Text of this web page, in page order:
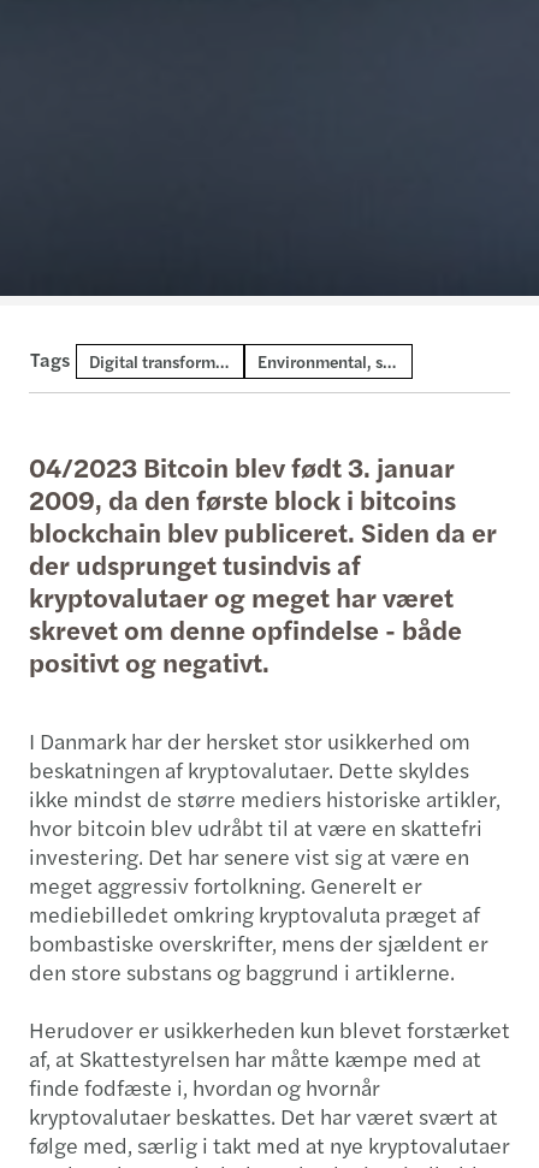
Tags Digital transformation and AI Environmental, social and governance
04/2023 Bitcoin blev født 3. januar
2009, da den første block i bitcoins
blockchain blev publiceret. Siden da er
der udsprunget tusindvis af
kryptovalutaer og meget har været
skrevet om denne opfindelse - både
positivt og negativt.
I Danmark har der hersket stor usikkerhed om
beskatningen af kryptovalutaer. Dette skyldes
ikke mindst de større mediers historiske artikler,
hvor bitcoin blev udråbt til at være en skattefri
investering. Det har senere vist sig at være en
meget aggressiv fortolkning. Generelt er
mediebilledet omkring kryptovaluta præget af
bombastiske overskrifter, mens der sjældent er
den store substans og baggrund i artiklerne.
Herudover er usikkerheden kun blevet forstærket
af, at Skattestyrelsen har måtte kæmpe med at
finde fodfæste i, hvordan og hvornår
kryptovalutaer beskattes. Det har været svært at
følge med, særlig i takt med at nye kryptovalutaer